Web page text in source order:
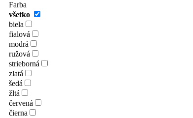
Farba
všetko
biela
fialová
modrá
ružová
strieborná
zlatá
šedá
žltá
červená
čierna